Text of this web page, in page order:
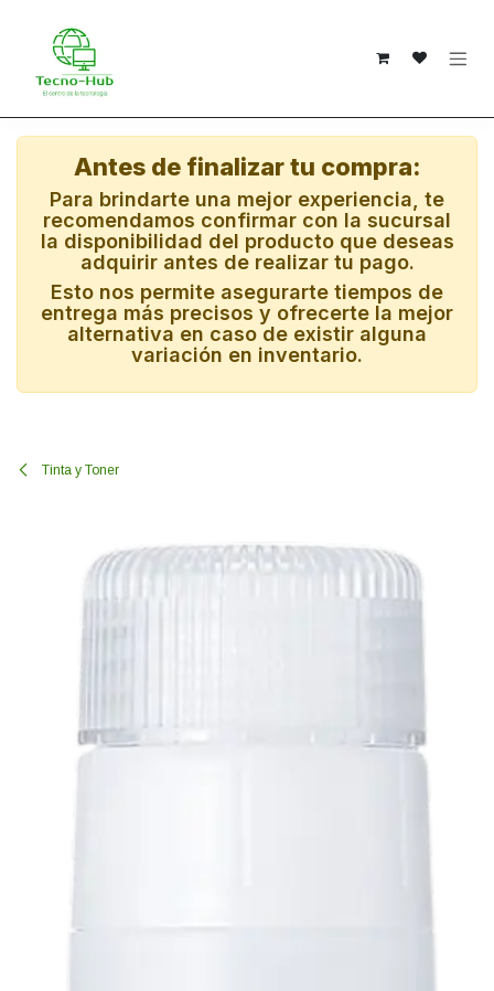
Antes de finalizar tu compra:
Para brindarte una mejor experiencia, te
recomendamos confirmar con la sucursal
la disponibilidad del producto que deseas
adquirir antes de realizar tu pago.
Esto nos permite asegurarte tiempos de
entrega más precisos y ofrecerte la mejor
alternativa en caso de existir alguna
variación en inventario.
Tinta y Toner